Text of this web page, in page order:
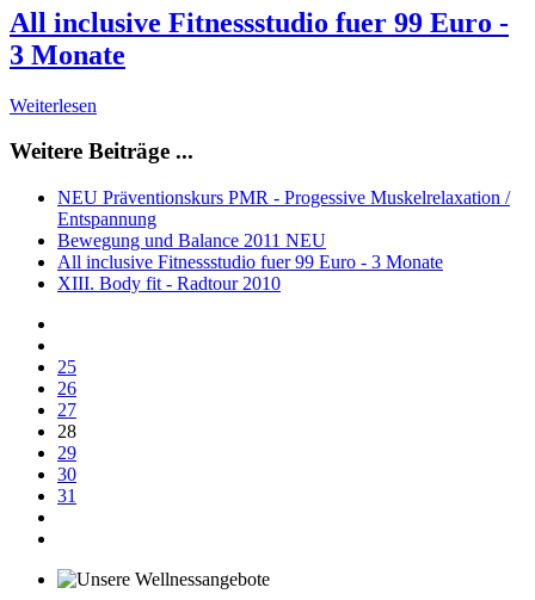
All inclusive Fitnessstudio fuer 99 Euro -
3 Monate
Weiterlesen
Weitere Beiträge ...
NEU Präventionskurs PMR - Progessive Muskelrelaxation /
Entspannung
Bewegung und Balance 2011 NEU
All inclusive Fitnessstudio fuer 99 Euro - 3 Monate
XIII. Body fit - Radtour 2010
25
26
27
28
29
30
31